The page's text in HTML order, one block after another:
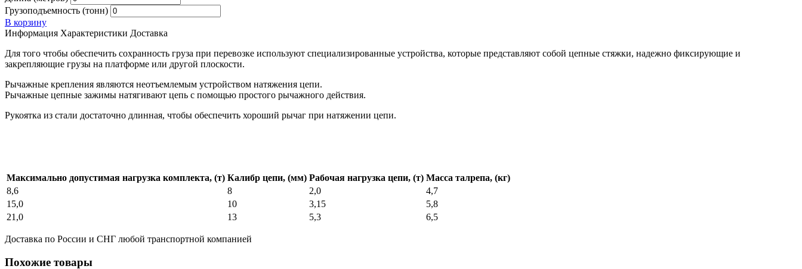
Грузоподъемность (тонн)
В корзину
Информация Характеристики Доставка
Для того чтобы обеспечить сохранность груза при перевозке используют специализированные устройства, которые представляют собой цепные стяжки, надежно фиксирующие и
закрепляющие грузы на платформе или другой плоскости.
Рычажные крепления являются неотъемлемым устройством натяжения цепи.
Рычажные цепные зажимы натягивают цепь с помощью простого рычажного действия.
Рукоятка из стали достаточно длинная, чтобы обеспечить хороший рычаг при натяжении цепи.
Максимально допустимая нагрузка комплекта, (т) Калибр цепи, (мм) Рабочая нагрузка цепи, (т) Масса талрепа, (кг)
8,6
8 2,0
4,7
15,0
10 3,15
5,8
21,0
13 5,3 6,5
Доставка по России и СНГ любой транспортной компанией
Похожие товары